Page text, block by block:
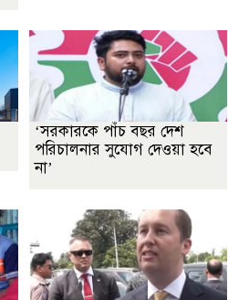
‘সরকারকে পাঁচ বছর দেশ
পরিচালনার সুযোগ দেওয়া হবে
না’